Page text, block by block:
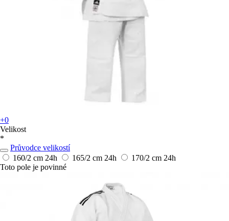
+0
Velikost
*
Průvodce velikostí
160/2 cm 24h 165/2 cm 24h 170/2 cm 24h
Toto pole je povinné